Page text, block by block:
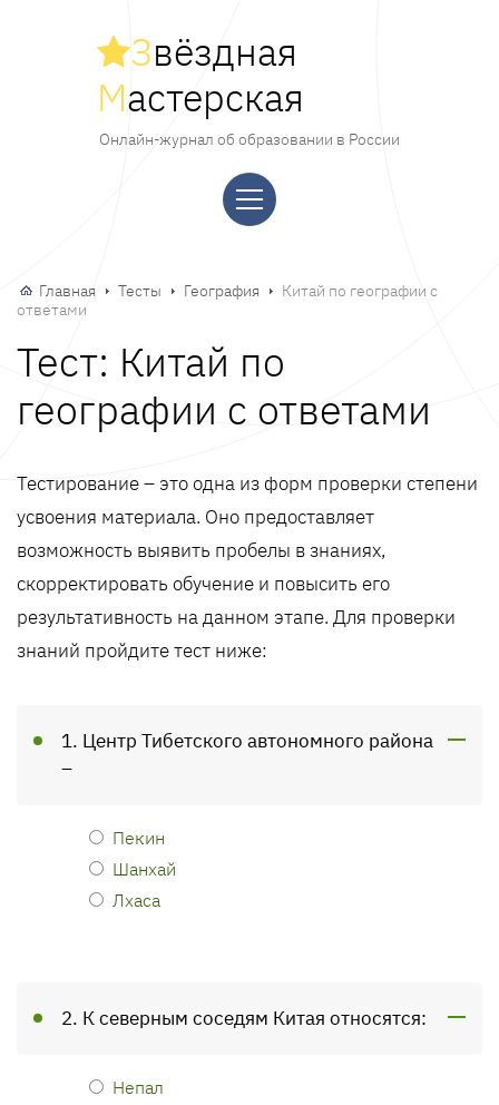
Звёздная
Мастерская
Онлайн-журнал об образовании в России
Главная Тесты География
Китай по географии с
ответами
Тест: Китай по
географии с ответами
Тестирование – это одна из форм проверки степени
усвоения материала. Оно предоставляет
возможность выявить пробелы в знаниях,
скорректировать обучение и повысить его
результативность на данном этапе. Для проверки
знаний пройдите тест ниже:
1. Центр Тибетского автономного района
–
Пекин
Шанхай
Лхаса
2. К северным соседям Китая относятся:
Непал